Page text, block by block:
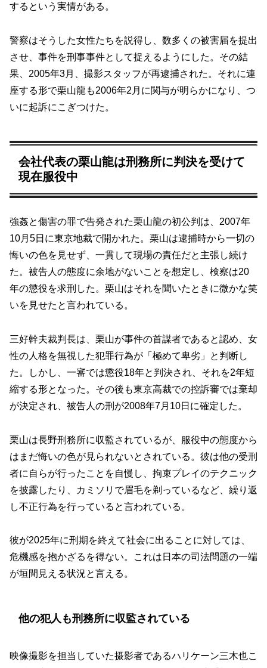
するという実情がある。
警察はそうした女性たちを説得し、数多くの被害届を提出
させ、事件を刑事事件として捉えるようにした。その結
果、2005年3月、撮影スタッフが再逮捕された。それに連
座する形で栗山龍も2006年2月に関与が明らかになり、つ
いに起訴にこぎつけた。
会社代表の栗山龍は刑務所に判決を受けて
現在服役中
強姦と傷害の罪で告発された栗山龍の初公判は、2007年
10月5日に東京地裁で開かれた。栗山は逮捕時から一切の
悔いの色を見せず、一貫して現場の責任だと主張し続け
た。被告人の態度に余地がないことを想定し、検察は20
年の懲役を求刑した。栗山はそれを聞いたときに微かな笑
いを見せたと言われている。
三好幹夫裁判長は、栗山が事件の首謀者であると認め、女
性の人格を無視した犯罪行為が「極めて卑劣」と判断し
た。しかし、一審では懲役18年と判決され、それを2年短
縮する形となった。その後も東京高裁での控訴審では棄却
が決定され、被告人の刑が2008年7月10日に確定した。
栗山は長野刑務所に収監されているが、服役中の態度から
はまだ悔いの色が見られないとされている。彼は他の受刑
者に自らが行ったことを自慢し、拘束プレイのテクニック
を披露したり、カミソリで眉毛を剃っているなど、繰り返
し不正行為を行っていると言われている。
彼が2025年に刑期を終えて社会に出ることに対しては、
危機感を抱かざるを得ない。これは日本の司法問題の一端
が垣間見える状況と言える。
他の犯人も刑務所に収監されている
映像撮影を担当していた摄影者であるハリケーン三木也こ